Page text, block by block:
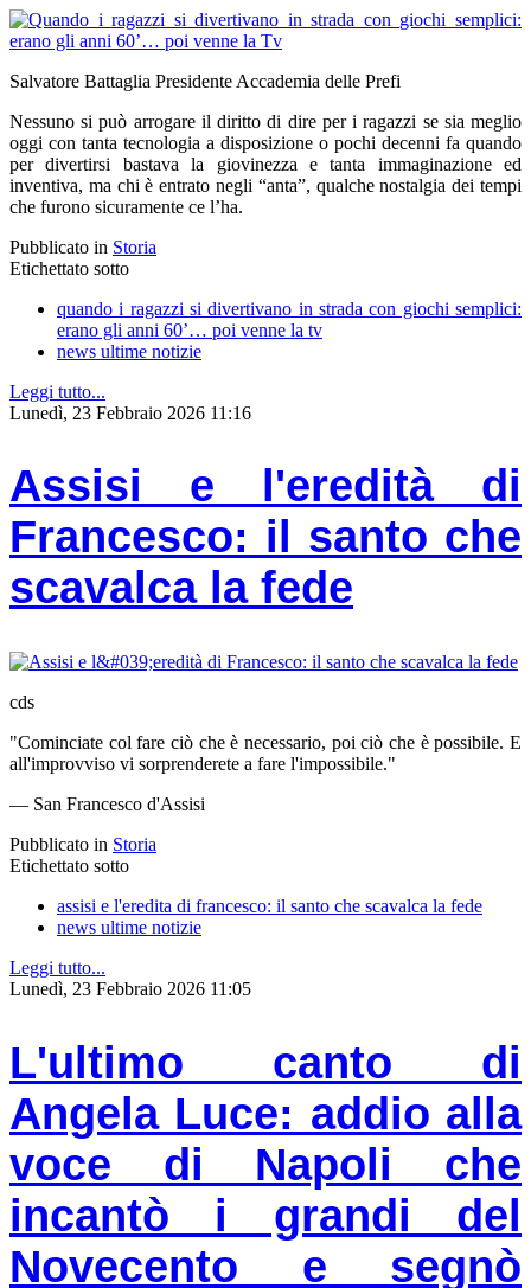
Salvatore Battaglia Presidente Accademia delle Prefi
Nessuno si può arrogare il diritto di dire per i ragazzi se sia meglio
oggi con tanta tecnologia a disposizione o pochi decenni fa quando
per divertirsi bastava la giovinezza e tanta immaginazione ed
inventiva, ma chi è entrato negli “anta”, qualche nostalgia dei tempi
che furono sicuramente ce l’ha.
Pubblicato in Storia
Etichettato sotto
quando i ragazzi si divertivano in strada con giochi semplici:
erano gli anni 60’… poi venne la tv
news ultime notizie
Leggi tutto...
Lunedì, 23 Febbraio 2026 11:16
Assisi e l'eredità di
Francesco: il santo che
scavalca la fede
cds
​"Cominciate col fare ciò che è necessario, poi ciò che è possibile. E
all'improvviso vi sorprenderete a fare l'impossibile."
— San Francesco d'Assisi
Pubblicato in Storia
Etichettato sotto
assisi e l'eredita di francesco: il santo che scavalca la fede
news ultime notizie
Leggi tutto...
Lunedì, 23 Febbraio 2026 11:05
L'ultimo canto di
Angela Luce: addio alla
voce di Napoli che
incantò i grandi del
Novecento e segnò